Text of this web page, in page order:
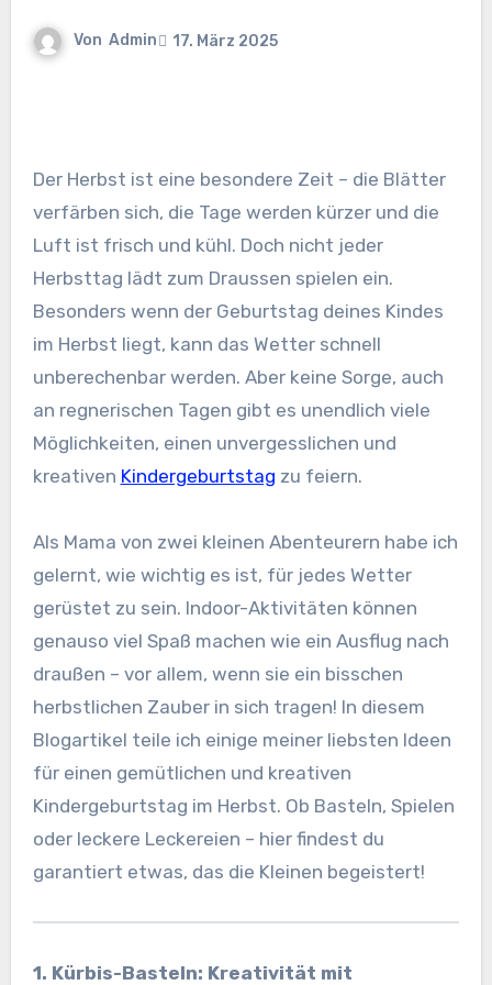
Von Admin 17. März 2025
Der Herbst ist eine besondere Zeit – die Blätter
verfärben sich, die Tage werden kürzer und die
Luft ist frisch und kühl. Doch nicht jeder
Herbsttag lädt zum Draussen spielen ein.
Besonders wenn der Geburtstag deines Kindes
im Herbst liegt, kann das Wetter schnell
unberechenbar werden. Aber keine Sorge, auch
an regnerischen Tagen gibt es unendlich viele
Möglichkeiten, einen unvergesslichen und
kreativen Kindergeburtstag zu feiern.
Als Mama von zwei kleinen Abenteurern habe ich
gelernt, wie wichtig es ist, für jedes Wetter
gerüstet zu sein. Indoor-Aktivitäten können
genauso viel Spaß machen wie ein Ausflug nach
draußen – vor allem, wenn sie ein bisschen
herbstlichen Zauber in sich tragen! In diesem
Blogartikel teile ich einige meiner liebsten Ideen
für einen gemütlichen und kreativen
Kindergeburtstag im Herbst. Ob Basteln, Spielen
oder leckere Leckereien – hier findest du
garantiert etwas, das die Kleinen begeistert!
1. Kürbis-Basteln: Kreativität mit